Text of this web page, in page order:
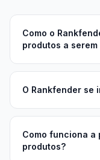
Como o
produtos a
O Rankfender se
Como funciona a
produtos?